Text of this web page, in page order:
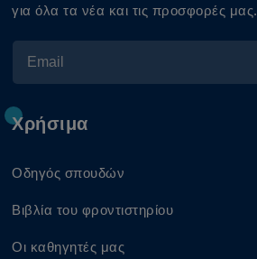
Χρήσιμα
Οδηγός σπουδών
Βιβλία του φροντιστηρίου
Οι καθηγητές μας
για όλα τα νέα και τις προσφορές μας.